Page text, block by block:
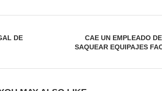
DE
CAE UN EMPLEADO
SAQUEAR EQUIPAJES